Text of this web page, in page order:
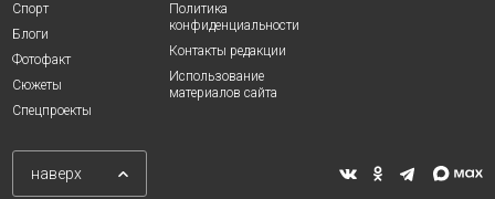
Спорт
Блоги
Фотофакт
Сюжеты
Спецпроекты
Политика
конфиденциальности
Контакты редакции
Использование
материалов сайта
наверх